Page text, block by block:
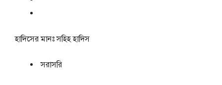
হাদিসের মানঃসহিহ হাদিস
সরাসরি